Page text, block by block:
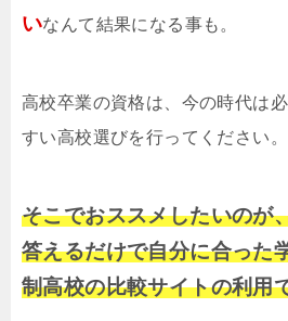
いなんて結果になる事も。
高校卒業の資格は、今の時代は
すい高校選びを行ってください。
そこでおススメしたいのが
答えるだけで自分に合った
制高校の比較サイトの利用